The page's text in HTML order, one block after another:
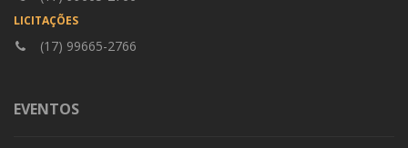
LICITAÇÕES
(17) 99665-2766
EVENTOS